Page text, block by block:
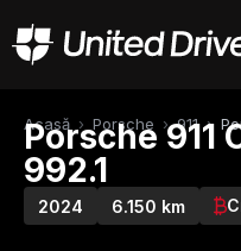
Acasă › Porsche › 911 ›
Porsche 911
992.1
2024 6.150 km